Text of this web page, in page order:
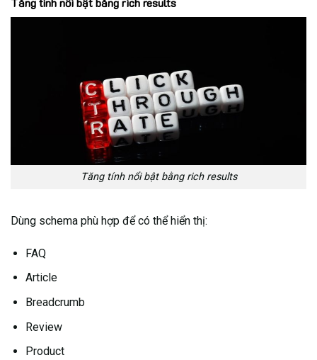
Tăng tính nổi bật bằng rich results
Dùng schema phù hợp để có thể hiển thị:
FAQ
Article
Breadcrumb
Review
Product